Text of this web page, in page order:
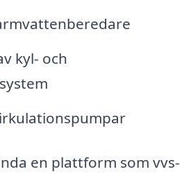
kyl- och
en plattform som vvs-